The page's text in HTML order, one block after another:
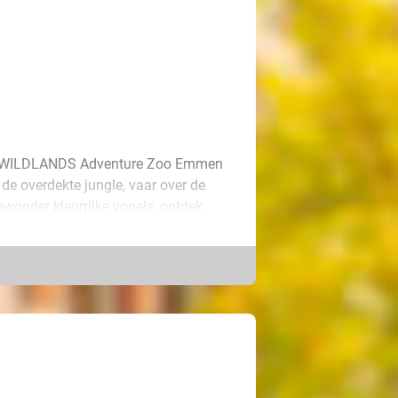
Adventure Zoo Emmen
overdekte jungle, vaar over de
kleurrijke vogels, ontdek
giraffen, zebra’s en de
XL-speelparadijs Animazia en
met deijsberen en pinguïns.